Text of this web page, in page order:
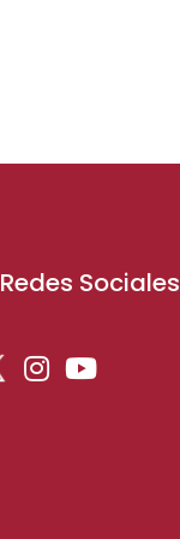
Redes Sociales